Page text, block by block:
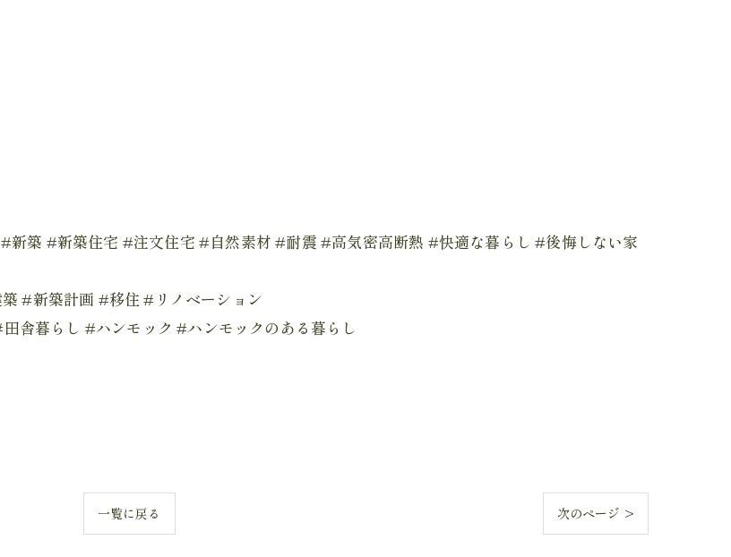
築 #新築住宅 #注文住宅 #自然素材 #耐震 #高気密高断熱 #快適な暮らし #後悔しない家
#新築計画 #移住 #リノベーション
舎暮らし #ハンモック #ハンモックのある暮らし
一覧に戻る 次のページ >